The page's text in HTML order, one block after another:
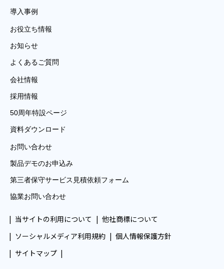
導入事例
お役立ち情報
お知らせ
よくあるご質問
会社情報
採用情報
50周年特設ページ
資料ダウンロード
お問い合わせ
製品デモのお申込み
第三者保守サービス見積依頼フォーム
協業お問い合わせ
当サイトの利用について
他社商標について
ソーシャルメディア利用規約
個人情報保護方針
サイトマップ